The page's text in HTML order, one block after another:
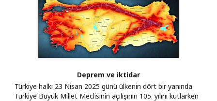
Deprem ve iktidar
Türkiye halkı 23 Nisan 2025 günü ülkenin dört bir yanında
Türkiye Büyük Millet Meclisinin açılışının 105. yılını kutlarken